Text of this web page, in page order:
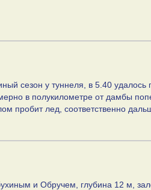
сезон у туннеля, в 5.40 удалось
в полукилометре от дамбы
пробит лед, соответственно
и Обручем, глубина 12 м,